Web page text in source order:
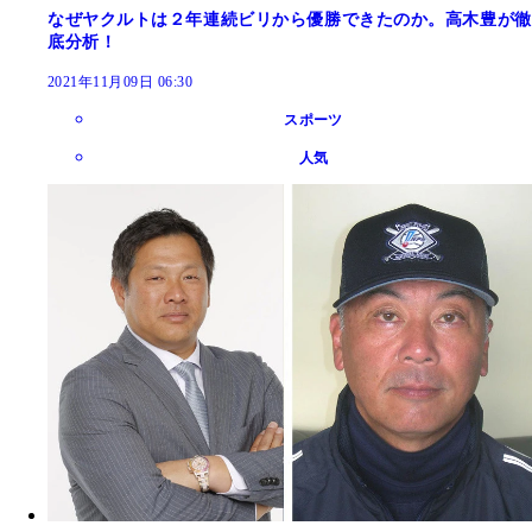
なぜヤクルトは２年連続ビリから優勝できたのか。高木豊が徹
底分析！
2021年11月09日 06:30
スポーツ
人気